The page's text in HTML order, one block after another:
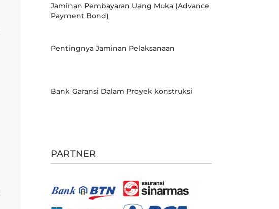
Jaminan Pembayaran Uang Muka (Advance
Payment Bond)
Pentingnya Jaminan Pelaksanaan
Bank Garansi Dalam Proyek konstruksi
PARTNER